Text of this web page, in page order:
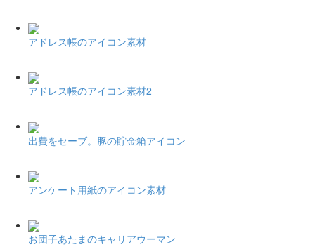
アドレス帳のアイコン素材
アドレス帳のアイコン素材2
出費をセーブ。豚の貯金箱アイコン
アンケート用紙のアイコン素材
お団子あたまのキャリアウーマン